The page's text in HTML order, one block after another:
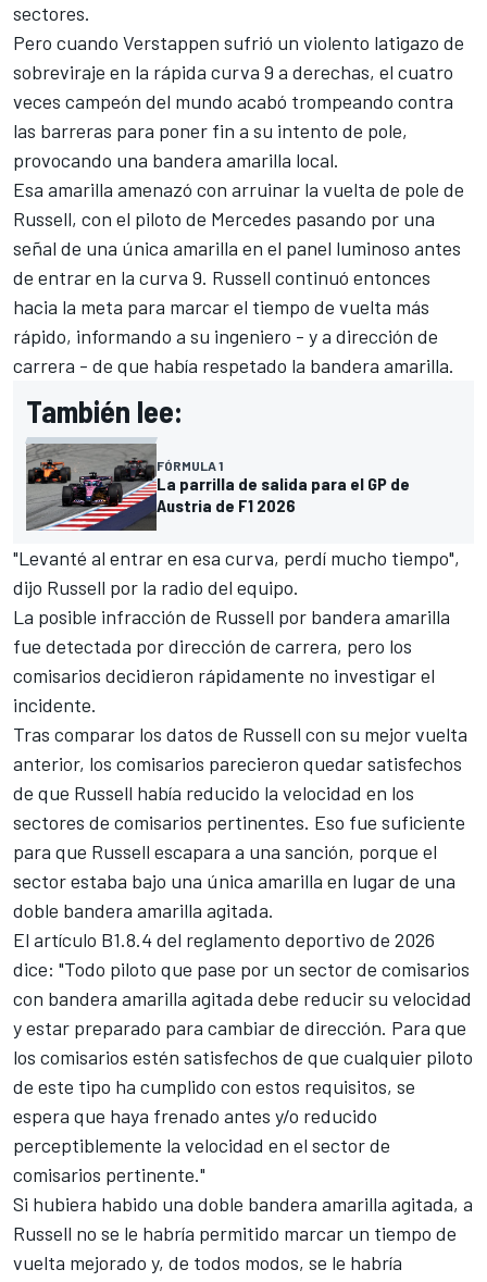
sectores.
Pero cuando Verstappen sufrió un violento latigazo de
sobreviraje en la rápida curva 9 a derechas, el cuatro
veces campeón del mundo acabó trompeando contra
las barreras para poner fin a su intento de pole,
provocando una bandera amarilla local.
Esa amarilla amenazó con arruinar la vuelta de pole de
Russell, con el piloto de Mercedes pasando por una
señal de una única amarilla en el panel luminoso antes
de entrar en la curva 9. Russell continuó entonces
hacia la meta para marcar el tiempo de vuelta más
rápido, informando a su ingeniero - y a dirección de
carrera - de que había respetado la bandera amarilla.
También lee:
FÓRMULA 1
La parrilla de salida para el GP de
Austria de F1 2026
"Levanté al entrar en esa curva, perdí mucho tiempo",
dijo Russell por la radio del equipo.
La posible infracción de Russell por bandera amarilla
fue detectada por dirección de carrera, pero los
comisarios decidieron rápidamente no investigar el
incidente.
Tras comparar los datos de Russell con su mejor vuelta
anterior, los comisarios parecieron quedar satisfechos
de que Russell había reducido la velocidad en los
sectores de comisarios pertinentes. Eso fue suficiente
para que Russell escapara a una sanción, porque el
sector estaba bajo una única amarilla en lugar de una
doble bandera amarilla agitada.
El artículo B1.8.4 del reglamento deportivo de 2026
dice: "Todo piloto que pase por un sector de comisarios
con bandera amarilla agitada debe reducir su velocidad
y estar preparado para cambiar de dirección. Para que
los comisarios estén satisfechos de que cualquier piloto
de este tipo ha cumplido con estos requisitos, se
espera que haya frenado antes y/o reducido
perceptiblemente la velocidad en el sector de
comisarios pertinente."
Si hubiera habido una doble bandera amarilla agitada, a
Russell no se le habría permitido marcar un tiempo de
vuelta mejorado y, de todos modos, se le habría